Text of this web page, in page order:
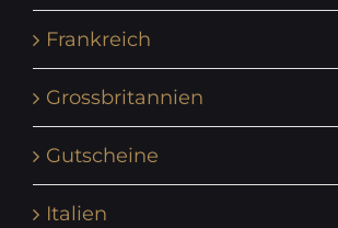
Frankreich
Grossbritannien
Gutscheine
Italien